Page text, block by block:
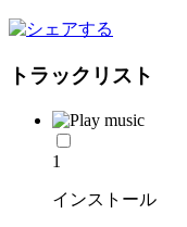
トラックリスト
1
インストール